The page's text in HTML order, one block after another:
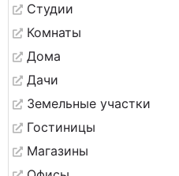
Студии
Комнаты
Дома
Дачи
Земельные участки
Гостиницы
Магазины